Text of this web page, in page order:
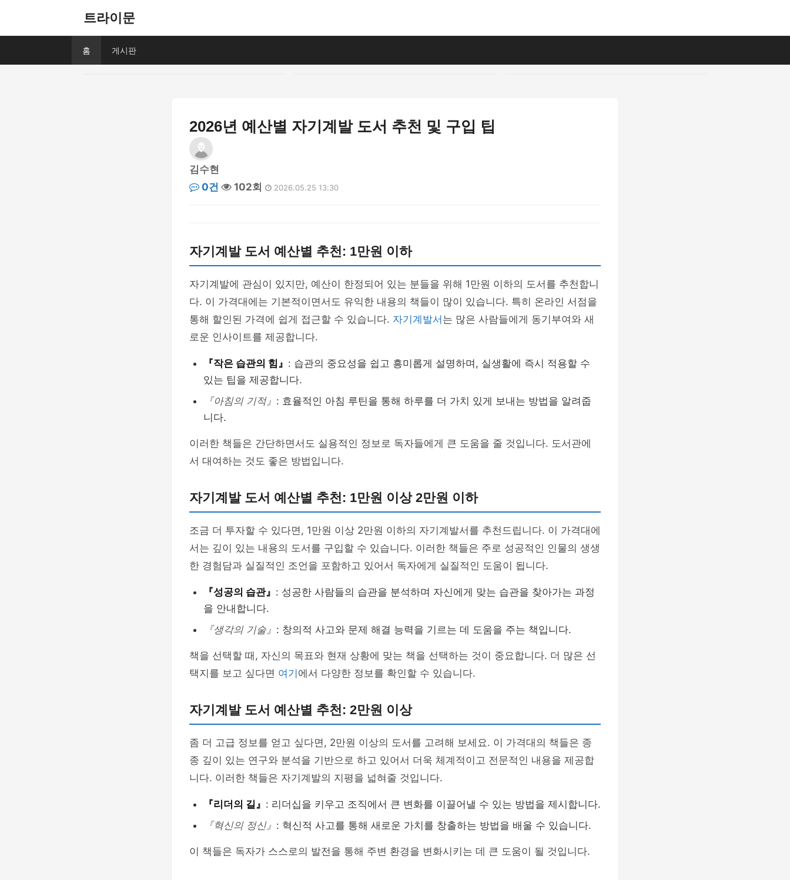
트라이문
홈 게시판
2026년 예산별 자기계발 도서 추천 및 구입 팁
김수현
0건
102회 2026.05.25 13:30
자기계발 도서 예산별 추천: 1만원 이하
자기계발에 관심이 있지만, 예산이 한정되어 있는 분들을 위해 1만원 이하의 도서를 추천합니
다. 이 가격대에는 기본적이면서도 유익한 내용의 책들이 많이 있습니다. 특히 온라인 서점을
통해 할인된 가격에 쉽게 접근할 수 있습니다. 자기계발서 는 많은 사람들에게 동기부여와 새
로운 인사이트를 제공합니다.
『작은 습관의 힘』 : 습관의 중요성을 쉽고 흥미롭게 설명하며, 실생활에 즉시 적용할 수
있는 팁을 제공합니다.
『아침의 기적』 : 효율적인 아침 루틴을 통해 하루를 더 가치 있게 보내는 방법을 알려줍
니다.
이러한 책들은 간단하면서도 실용적인 정보로 독자들에게 큰 도움을 줄 것입니다. 도서관에
서 대여하는 것도 좋은 방법입니다.
자기계발 도서 예산별 추천: 1만원 이상 2만원 이하
조금 더 투자할 수 있다면, 1만원 이상 2만원 이하의 자기계발서를 추천드립니다. 이 가격대에
서는 깊이 있는 내용의 도서를 구입할 수 있습니다. 이러한 책들은 주로 성공적인 인물의 생생
한 경험담과 실질적인 조언을 포함하고 있어서 독자에게 실질적인 도움이 됩니다.
『성공의 습관』 : 성공한 사람들의 습관을 분석하며 자신에게 맞는 습관을 찾아가는 과정
을 안내합니다.
『생각의 기술』 : 창의적 사고와 문제 해결 능력을 기르는 데 도움을 주는 책입니다.
책을 선택할 때, 자신의 목표와 현재 상황에 맞는 책을 선택하는 것이 중요합니다. 더 많은 선
택지를 보고 싶다면 여기 에서 다양한 정보를 확인할 수 있습니다.
자기계발 도서 예산별 추천: 2만원 이상
좀 더 고급 정보를 얻고 싶다면, 2만원 이상의 도서를 고려해 보세요. 이 가격대의 책들은 종
종 깊이 있는 연구와 분석을 기반으로 하고 있어서 더욱 체계적이고 전문적인 내용을 제공합
니다. 이러한 책들은 자기계발의 지평을 넓혀줄 것입니다.
『리더의 길』 : 리더십을 키우고 조직에서 큰 변화를 이끌어낼 수 있는 방법을 제시합니다.
『혁신의 정신』 : 혁신적 사고를 통해 새로운 가치를 창출하는 방법을 배울 수 있습니다.
이 책들은 독자가 스스로의 발전을 통해 주변 환경을 변화시키는 데 큰 도움이 될 것입니다.